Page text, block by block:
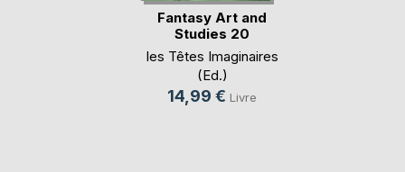
Fantasy Art and
Studies 20
les Têtes Imaginaires
(Ed.)
14,99 € Livre